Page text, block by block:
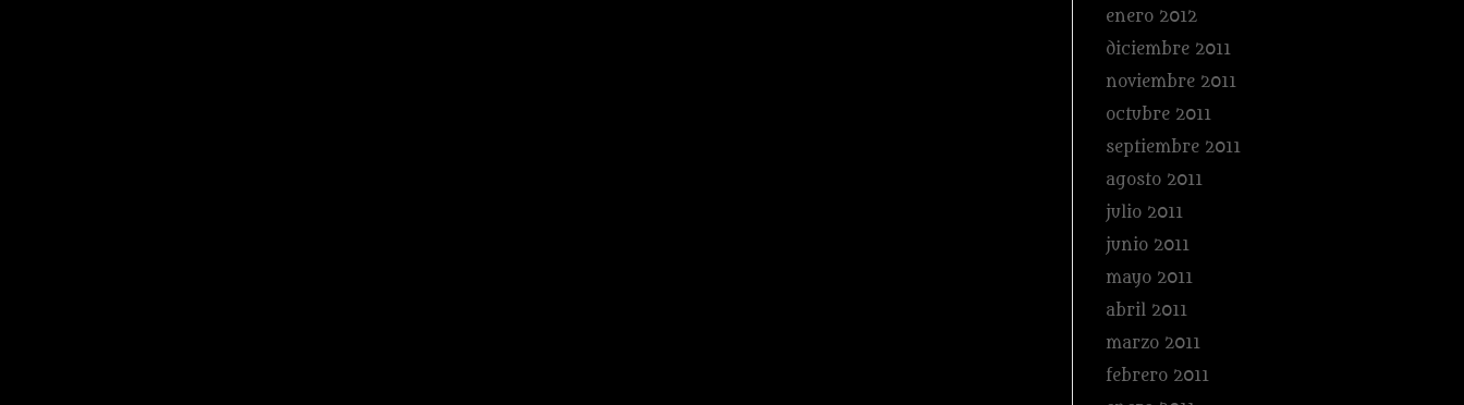
enero 2012
diciembre 2011
noviembre 2011
octubre 2011
septiembre 2011
agosto 2011
julio 2011
junio 2011
mayo 2011
abril 2011
marzo 2011
febrero 2011